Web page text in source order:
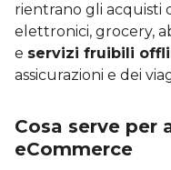
rientrano gli acquisti
elettronici, grocery,
e servizi fruibili
assicurazioni e dei
Cosa serve per
eCommerce